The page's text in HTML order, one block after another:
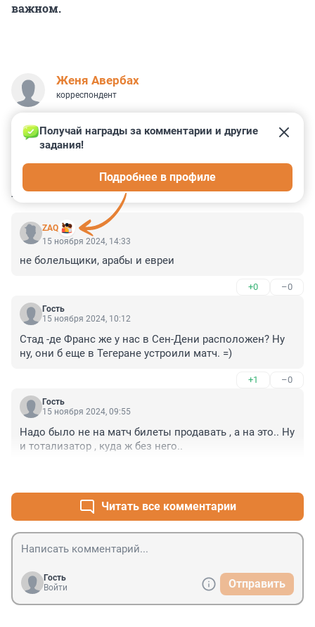
важном.
Женя Авербах
корреспондент
КОММЕНТАРИИ 31
ZAQ
Получай награды за комментарии и другие
задания!
Подробнее в профиле
15 ноября 2024, 14:33
не болельщики, арабы и евреи
+0 –0
Гость
15 ноября 2024, 10:12
Стад -де Франс же у нас в Сен-Дени расположен? Ну
ну, они б еще в Тегеране устроили матч. =)
+1 –0
Гость
15 ноября 2024, 09:55
Надо было не на матч билеты продавать , а на это.. Ну
и тотализатор , куда ж без него..
Читать все комментарии
Гость
Войти
Отправить